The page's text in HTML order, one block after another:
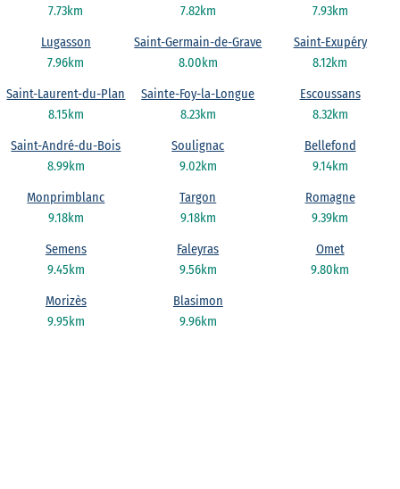
7.73km
7.82km
7.93km
7.96km
Lugasson
8.00km
Saint-Germain-de-Grave
8.12km
Saint-Exupéry
8.15km
Saint-Laurent-du-Plan
8.23km
Sainte-Foy-la-Longue
8.32km
Escoussans
8.99km
Saint-André-du-Bois
9.02km
Soulignac
9.14km
Bellefond
9.18km
Monprimblanc
9.18km
Targon
9.39km
Romagne
9.45km
Semens
9.56km
Faleyras
9.80km
Omet
9.95km
Morizès
9.96km
Blasimon